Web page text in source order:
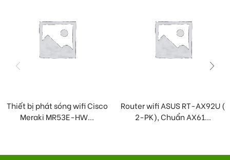
Thiết bị phát sóng wifi Cisco
Meraki MR53E-HW...
Router wifi ASUS RT-AX92U (
2-PK), Chuẩn AX61...